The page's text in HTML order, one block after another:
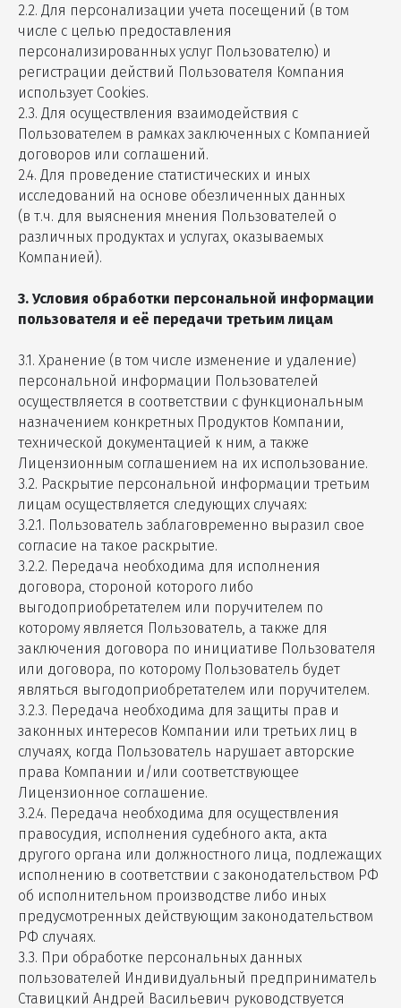
2.2. Для персонализации учета посещений (в том
числе с целью предоставления
персонализированных услуг Пользователю) и
регистрации действий Пользователя Компания
использует Cookies.
2.3. Для осуществления взаимодействия с
Пользователем в рамках заключенных с Компанией
договоров или соглашений.
2.4. Для проведение статистических и иных
исследований на основе обезличенных данных
(в т.ч. для выяснения мнения Пользователей о
различных продуктах и услугах, оказываемых
Компанией).
3. Условия обработки персональной информации
пользователя и её передачи третьим лицам
3.1. Хранение (в том числе изменение и удаление)
персональной информации Пользователей
осуществляется в соответствии с функциональным
назначением конкретных Продуктов Компании,
технической документацией к ним, а также
Лицензионным соглашением на их использование.
3.2. Раскрытие персональной информации третьим
лицам осуществляется следующих случаях:
3.2.1. Пользователь заблаговременно выразил свое
согласие на такое раскрытие.
3.2.2. Передача необходима для исполнения
договора, стороной которого либо
выгодоприобретателем или поручителем по
которому является Пользователь, а также для
заключения договора по инициативе Пользователя
или договора, по которому Пользователь будет
являться выгодоприобретателем или поручителем.
3.2.3. Передача необходима для защиты прав и
законных интересов Компании или третьих лиц в
случаях, когда Пользователь нарушает авторские
права Компании и/или соответствующее
Лицензионное соглашение.
3.2.4. Передача необходима для осуществления
правосудия, исполнения судебного акта, акта
другого органа или должностного лица, подлежащих
исполнению в соответствии с законодательством РФ
об исполнительном производстве либо иных
предусмотренных действующим законодательством
РФ случаях.
3.3. При обработке персональных данных
пользователей Индивидуальный предприниматель
Ставицкий Андрей Васильевич руководствуется